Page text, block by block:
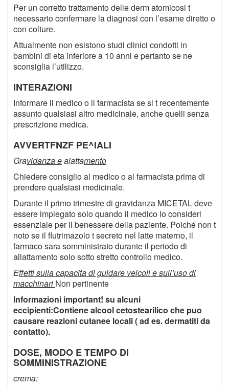
Per un corretto trattamento delle derm atomicosi t
necessario confermare la diagnosi con l’esame diretto o
con colture.
Attualmente non esistono studi clinici condotti in
bambini di eta inferiore a 10 anni e pertanto se ne
sconsiglia l’utilizzo.
INTERAZIONI
Informare il medico o il farmacista se si t recentemente
assunto qualsiasi altro medicinale, anche quelli senza
prescrizione medica.
AVVERTFNZF PE^IALI
Gravidanza eaiattamento
Chiedere consiglio al medico o al farmacista prima di
prendere qualsiasi medicinale.
Durante il primo trimestre di gravidanza MICETAL deve
essere impiegato solo quando il medico lo consideri
essenziale per il benessere della paziente. Poiché non t
noto se il flutrimazolo t secreto nel latte materno, il
farmaco sara somministrato durante il periodo di
allattamento solo sotto stretto controllo medico.
Effetti sulla capacita di guidare veicoli e sull’uso di
macchinari Non pertinente
Informazioni important! su alcuni
eccipienti:Contiene alcool cetostearilico che puo
causare reazioni cutanee locali ( ad es. dermatiti da
contatto).
DOSE, MODO E TEMPO DI
SOMMINISTRAZIONE
crema: